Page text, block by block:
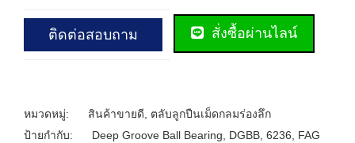
ติดต่อสอบถาม สั่งซื้อผ่านไลน์
หมวดหมู่: สินค้าขายดี
ตลับลูกปืนเม็ดกลมร่องลึก
ป้ายกำกับ:
Deep Groove Ball Bearing DGBB 6236 FAG